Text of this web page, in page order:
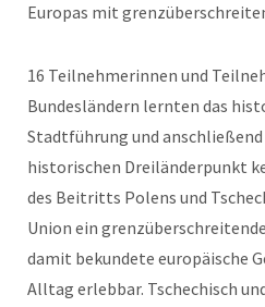
Europas mit
16 Teilnehmerinnen und
Bundesländern lernten das
Stadtführung und
historischen Dreiländerpunkt
des Beitritts Polens und
Union ein
damit bekundete europäische
Alltag erlebbar. Tschechisch